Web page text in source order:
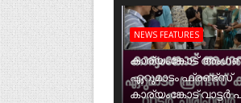
NEWS FEATURES
കാര്യംങ്കോട്
ഏറുമാടം ഫ്രണ്ട്സ്
കാര്യംങ്കോട്